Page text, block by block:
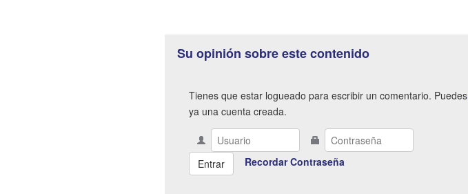
Su opinión sobre este contenido
Tienes que estar logueado para escribir un comentario. Puedes
ya una cuenta creada.
Recordar Contraseña